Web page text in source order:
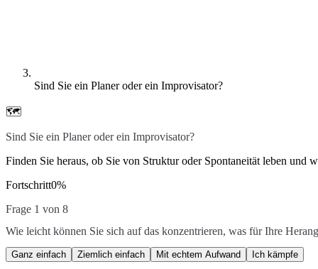
Sind Sie ein Planer oder ein Improvisator?
🗺️
Sind Sie ein Planer oder ein Improvisator?
Finden Sie heraus, ob Sie von Struktur oder Spontaneität leben und
Fortschritt0%
Frage 1 von 8
Wie leicht können Sie sich auf das konzentrieren, was für Ihre
Ganz einfach Ziemlich einfach Mit echtem Aufwand Ich kämpfe